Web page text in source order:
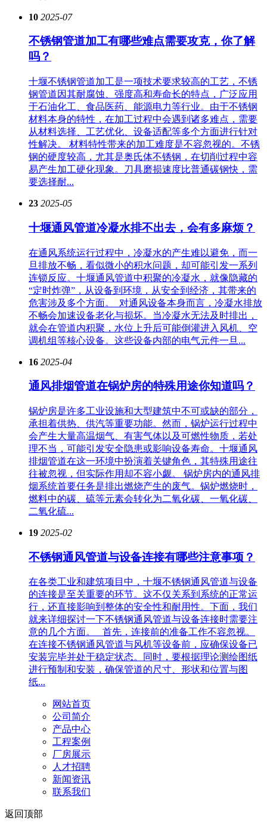
10 2025-07
不锈钢管道加工有哪些难点需要攻克，你了解
吗？
十堰不锈钢管道加工是一项技术要求较高的工艺，不锈
钢管道因其耐腐蚀、强度高和寿命长的特点，广泛应用
于石油化工、食品医药、能源电力等行业。由于不锈钢
材料本身的特性，在加工过程中会遇到诸多难点，需要
从材料选择、工艺优化、设备适配等多个方面进行针对
性解决。 材料特性带来的加工难度是不容忽视的。不锈
钢的硬度较高，尤其是奥氏体不锈钢，在切削过程中容
易产生加工硬化现象。刀具磨损速度比普通碳钢快，需
要选择耐...
23 2025-05
十堰通风管道冷凝水排不出去，会有多麻烦？
在通风系统运行过程中，冷凝水的产生难以避免，而一
旦排放不畅，看似微小的积水问题，却可能引发一系列
连锁反应。十堰通风管道中积聚的冷凝水，就像隐藏的
“定时炸弹”，从设备到环境，从安全到经济，其带来的
危害涉及多个方面。​ 对通风设备本身而言，冷凝水排放
不畅会加速设备老化与损坏。当冷凝水无法及时排出，
就会在管道内积聚，水位上升后可能倒灌进入风机、空
调机组等核心设备。这些设备内部的电气元件一旦...
16 2025-04
通风排烟管道在锅炉房的特殊用途你知道吗？
锅炉房是许多工业设施和大型建筑中不可或缺的部分，
承担着供热、供汽等重要功能。然而，锅炉运行过程中
会产生大量高温烟气、有害气体以及可燃性物质，若处
理不当，可能引发安全隐患或影响设备寿命。十堰通风
排烟管道在这一环境中扮演着关键角色，其特殊用途往
往被忽视，但实际作用却不容小觑。 锅炉房内的通风排
烟系统首要任务是排出燃烧产生的废气。锅炉燃烧时，
燃料中的碳、硫等元素会转化为二氧化碳、一氧化碳、
二氧化硫...
19 2025-02
不锈钢通风管道与设备连接有哪些注意事项？
在各类工业和建筑项目中，十堰不锈钢通风管道与设备
的连接是至关重要的环节。这不仅关系到系统的正常运
行，还直接影响到整体的安全性和耐用性。下面，我们
就来详细探讨一下不锈钢通风管道与设备连接时需要注
意的几个方面。 首先，连接前的准备工作不容忽视。
在连接不锈钢通风管道与风机等设备前，应确保设备已
安装完毕并处于稳定状态。同时，要根据理论测绘图纸
进行预制和安装，确保管道的尺寸、形状和位置与图
纸...
网站首页
公司简介
产品中心
工程案例
厂房展示
人才招聘
新闻资讯
联系我们
返回顶部